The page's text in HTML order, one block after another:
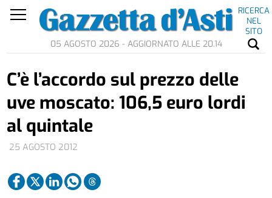
RICERCA
NEL
SITO
05 AGOSTO 2026 - AGGIORNATO ALLE 20.14
25 AGOSTO 2012
C’è l’accordo sul prezzo delle
uve moscato: 106,5 euro lordi
al quintale